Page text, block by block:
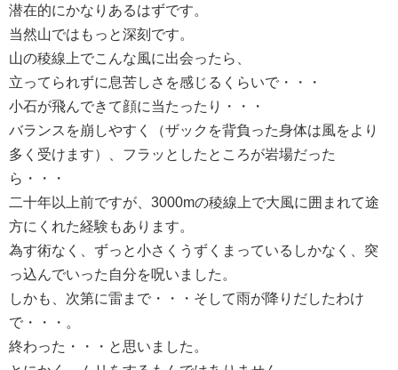
潜在的にかなりあるはずです。
当然山ではもっと深刻です。
山の稜線上でこんな風に出会ったら、
立ってられずに息苦しさを感じるくらいで・・・
小石が飛んできて顔に当たったり・・・
バランスを崩しやすく（ザックを背負った身体は風をより
多く受けます）、フラッとしたところが岩場だった
ら・・・
二十年以上前ですが、3000mの稜線上で大風に囲まれて途
方にくれた経験もあります。
為す術なく、ずっと小さくうずくまっているしかなく、突
っ込んでいった自分を呪いました。
しかも、次第に雷まで・・・そして雨が降りだしたわけ
で・・・。
終わった・・・と思いました。